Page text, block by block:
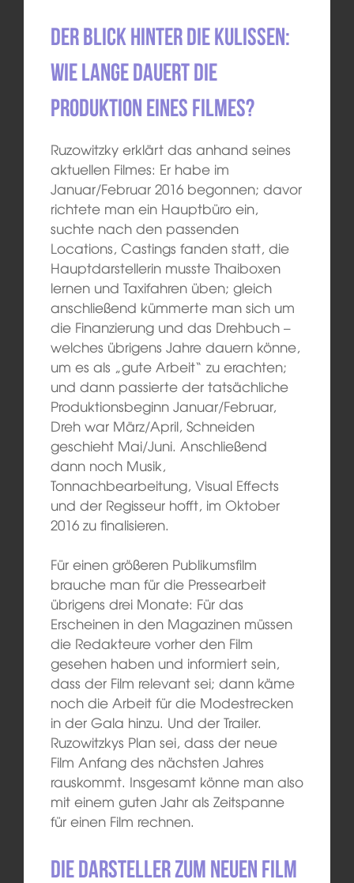
Der Blick hinter die Kulissen:
Wie lange dauert die
Produktion eines Filmes?
Ruzowitzky erklärt das anhand seines
aktuellen Filmes: Er habe im
Januar/Februar 2016 begonnen; davor
richtete man ein Hauptbüro ein,
suchte nach den passenden
Locations, Castings fanden statt, die
Hauptdarstellerin musste Thaiboxen
lernen und Taxifahren üben; gleich
anschließend kümmerte man sich um
die Finanzierung und das Drehbuch –
welches übrigens Jahre dauern könne,
um es als „gute Arbeit“ zu erachten;
und dann passierte der tatsächliche
Produktionsbeginn Januar/Februar,
Dreh war März/April, Schneiden
geschieht Mai/Juni. Anschließend
dann noch Musik,
Tonnachbearbeitung, Visual Effects
und der Regisseur hofft, im Oktober
2016 zu finalisieren.
Für einen größeren Publikumsfilm
brauche man für die Pressearbeit
übrigens drei Monate: Für das
Erscheinen in den Magazinen müssen
die Redakteure vorher den Film
gesehen haben und informiert sein,
dass der Film relevant sei; dann käme
noch die Arbeit für die Modestrecken
in der Gala hinzu. Und der Trailer.
Ruzowitzkys Plan sei, dass der neue
Film Anfang des nächsten Jahres
rauskommt. Insgesamt könne man also
mit einem guten Jahr als Zeitspanne
für einen Film rechnen.
Die Darsteller zum neuen Film